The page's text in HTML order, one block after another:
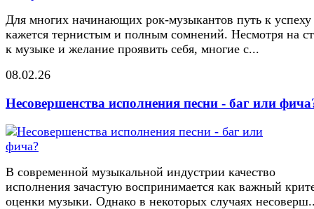
Для многих начинающих рок-музыкантов путь к успеху
кажется тернистым и полным сомнений. Несмотря на
к музыке и желание проявить себя, многие с...
08.02.26
Несовершенства исполнения песни - баг или
В современной музыкальной индустрии качество
исполнения зачастую воспринимается как важный
оценки музыки. Однако в некоторых случаях